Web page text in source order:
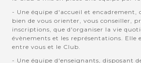
- Une équipe d'accueil et encadrement,
bien de vous orienter, vous conseiller,
inscriptions, que d'organiser la vie
évènements et les représentations. Elle
entre vous et le Club.
- Une équipe d'enseignants, disposant